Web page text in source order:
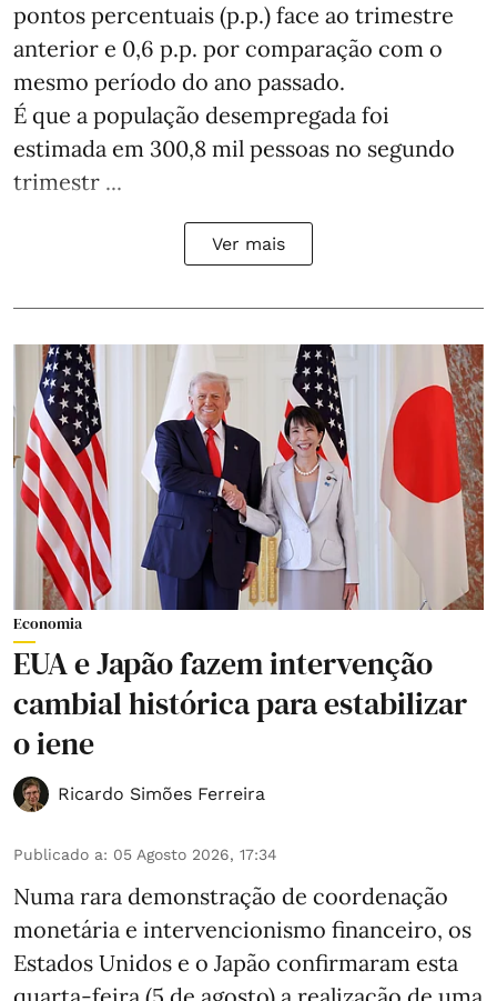
pontos percentuais (p.p.) face ao trimestre
anterior e 0,6 p.p. por comparação com o
mesmo período do ano passado.
É que a população desempregada foi
estimada em 300,8 mil pessoas no segundo
trimestr ...
Ver mais
Economia
EUA e Japão fazem intervenção
cambial histórica para estabilizar
o iene
Ricardo Simões Ferreira
Publicado a: 05 Agosto 2026, 17:34
Numa rara demonstração de coordenação
monetária e intervencionismo financeiro, os
Estados Unidos e o Japão confirmaram esta